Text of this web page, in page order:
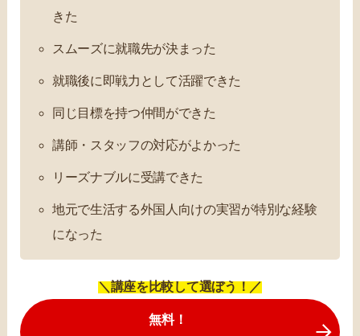
きた
スムーズに就職先が決まった
就職後に即戦力として活躍できた
同じ目標を持つ仲間ができた
講師・スタッフの対応がよかった
リーズナブルに受講できた
地元で生活する外国人向けの実習が特別な経験
になった
＼講座を比較して選ぼう！／
無料！